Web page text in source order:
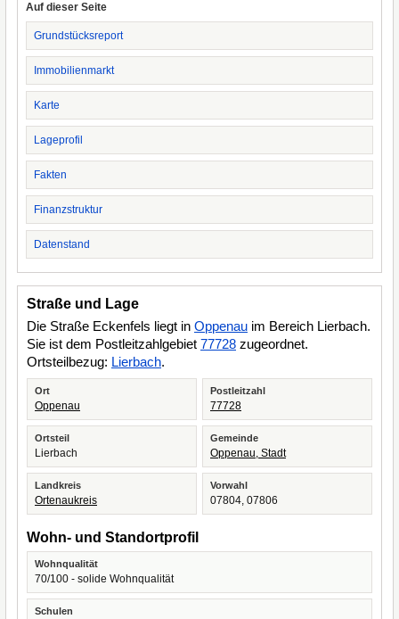
Auf dieser Seite
Grundstücksreport
Immobilienmarkt
Karte
Lageprofil
Fakten
Finanzstruktur
Datenstand
Straße und Lage
Die Straße Eckenfels liegt in Oppenau im Bereich Lierbach.
Sie ist dem Postleitzahlgebiet 77728 zugeordnet.
Ortsteilbezug: Lierbach.
Ort
Oppenau
Postleitzahl
77728
Ortsteil
Lierbach
Gemeinde
Oppenau, Stadt
Landkreis
Ortenaukreis
Vorwahl
07804, 07806
Wohn- und Standortprofil
Wohnqualität
70/100 - solide Wohnqualität
Schulen